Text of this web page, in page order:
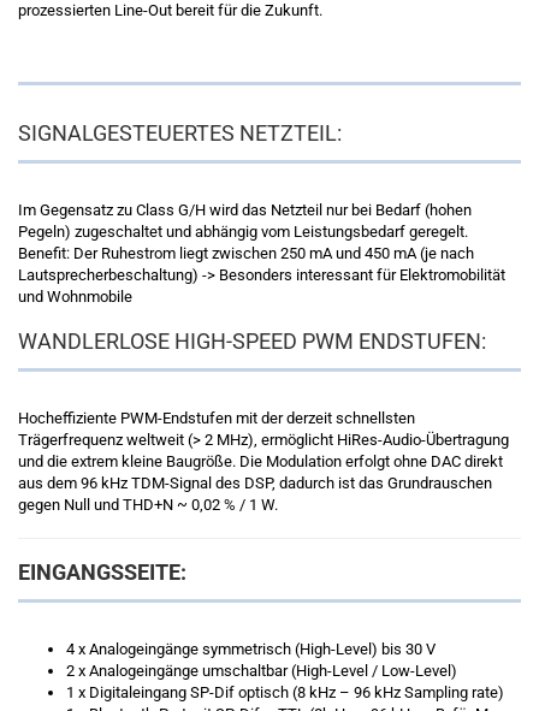
prozessierten Line-Out bereit für die Zukunft.
SIGNALGESTEUERTES NETZTEIL:
Im Gegensatz zu Class G/H wird das Netzteil nur bei Bedarf (hohen
Pegeln) zugeschaltet und abhängig vom Leistungsbedarf geregelt.
Benefit: Der Ruhestrom liegt zwischen 250 mA und 450 mA (je nach
Lautsprecherbeschaltung) -> Besonders interessant für Elektromobilität
und Wohnmobile
WANDLERLOSE HIGH-SPEED PWM ENDSTUFEN:
Hocheffiziente PWM-Endstufen mit der derzeit schnellsten
Trägerfrequenz weltweit (> 2 MHz), ermöglicht HiRes-Audio-Übertragung
und die extrem kleine Baugröße. Die Modulation erfolgt ohne DAC direkt
aus dem 96 kHz TDM-Signal des DSP, dadurch ist das Grundrauschen
gegen Null und THD+N ~ 0,02 % / 1 W.
EINGANGSSEITE:
4 x Analogeingänge symmetrisch (High-Level) bis 30 V
2 x Analogeingänge umschaltbar (High-Level / Low-Level)
1 x Digitaleingang SP-Dif optisch (8 kHz – 96 kHz Sampling rate)